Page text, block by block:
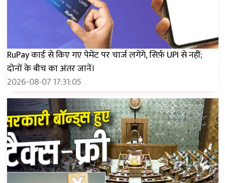
RuPay कार्ड से किए गए पेमेंट पर चार्ज लगेंगे, सिर्फ़ UPI से नहीं;
दोनों के बीच का अंतर जानें।
2026-08-07 17:31:05